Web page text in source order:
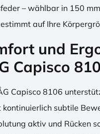
– wählbar in 150
auf Ihre
und
Capisco
Capisco 8106
kontinuierlich subtile
aktiv und Rücken